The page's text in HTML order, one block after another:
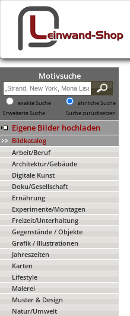
Motivsuche
exakte Suche
ähnliche Suche
Erweiterte Suche
Suche zurücksetzen
Eigene Bilder hochladen
Bildkatalog
Arbeit/Beruf
Architektur/Gebäude
Digitale Kunst
Doku/Gesellschaft
Ernährung
Experimente/Montagen
Freizeit/Unterhaltung
Gegenstände / Objekte
Grafik / Illustrationen
Jahreszeiten
Karten
Lifestyle
Malerei
Muster & Design
Natur/Umwelt